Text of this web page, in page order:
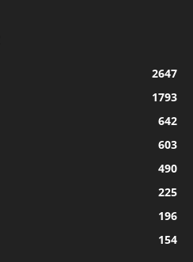
2647
1793
642
603
490
225
196
154